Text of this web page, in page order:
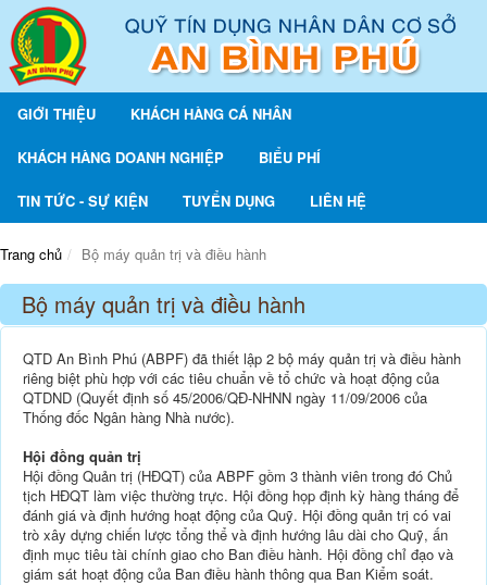
GIỚI THIỆU KHÁCH HÀNG CÁ NHÂN
KHÁCH HÀNG DOANH NGHIỆP BIỂU PHÍ
TIN TỨC - SỰ KIỆN TUYỂN DỤNG LIÊN HỆ
Trang chủ Bộ máy quản trị và điều hành
Bộ máy quản trị và điều hành
QTD An Bình Phú (ABPF) đã thiết lập 2 bộ máy quản trị và điều hành
riêng biệt phù hợp với các tiêu chuẩn về tổ chức và hoạt động của
QTDND (Quyết định số 45/2006/QĐ-NHNN ngày 11/09/2006 của
Thống đốc Ngân hàng Nhà nước).
Hội đồng quản trị
Hội đồng Quản trị (HĐQT) của ABPF gồm 3 thành viên trong đó Chủ
tịch HĐQT làm việc thường trực. Hội đồng họp định kỳ hàng tháng để
đánh giá và định hướng hoạt động của Quỹ. Hội đồng quản trị có vai
trò xây dựng chiến lược tổng thể và định hướng lâu dài cho Quỹ, ấn
định mục tiêu tài chính giao cho Ban điều hành. Hội đồng chỉ đạo và
giám sát hoạt động của Ban điều hành thông qua Ban Kiểm soát.